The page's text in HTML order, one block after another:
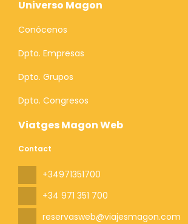
Viatges Magon Web
Contact
+34971351700
+34 971 351 700
reservasweb@viajesmagon.com
Universo Magon
Conócenos
Dpto. Empresas
Dpto. Grupos
Dpto. Congresos